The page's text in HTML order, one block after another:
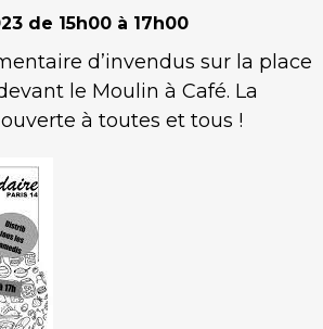
de 15h00 à 17h00
d’invendus sur la place
le Moulin à Café. La
à toutes et tous !